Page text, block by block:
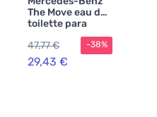
The Move eau de
toilette para
homens 100 ml
47,77 €
29,43 €
-38%